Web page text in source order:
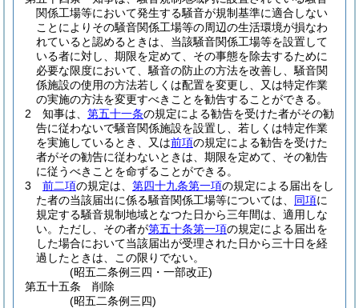
関係工場等において発生する騒音が規制基準に適合しない
ことによりその騒音関係工場等の周辺の生活環境が損なわ
れていると認めるときは、当該騒音関係工場等を設置して
いる者に対し、期限を定めて、その事態を除去するために
必要な限度において、騒音の防止の方法を改善し、騒音関
係施設の使用の方法若しくは配置を変更し、又は特定作業
の実施の方法を変更すべきことを勧告することができる。
2
知事は、 第五十一条の規定による勧告を受けた者がその勧
告に従わないで騒音関係施設を設置し、若しくは特定作業
を実施しているとき、又は前項の規定による勧告を受けた
者がその勧告に従わないときは、期限を定めて、その勧告
に従うべきことを命ずることができる。
3
前二項の規定は、 第四十九条第一項の規定による届出をし
た者の当該届出に係る騒音関係工場等については、 同項に
規定する騒音規制地域となつた日から三年間は、適用しな
い。 ただし、その者が第五十条第一項の規定による届出を
した場合において当該届出が受理された日から三十日を経
過したときは、この限りでない。
(昭五二条例三四・一部改正)
第五十五条
削除
(昭五二条例三四)